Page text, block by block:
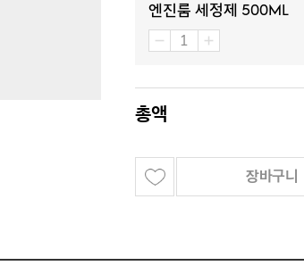
엔진룸 세정제 500ML
총액
장바구니